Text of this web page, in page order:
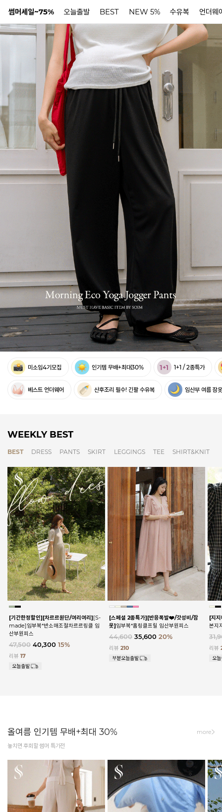
썸머세일~75% 오늘출발 BEST NEW 5% 수유복 언더웨
미소임4기모집 인기템 무배+최대30% 1+1 / 2종특가
베스트 언더웨어 산후조리 필수! 긴팔 수유복 임산부 여름 잠옷
WEEKLY BEST
BEST DRESS PANTS SKIRT LEGGINGS TEE SHIRT&KNIT
[기간한정할인][차르르원단/여리여리][S-
made]임부복*반소매조절차르르링클 임
산부원피스
47,500 40,300 15%
리뷰 17
[스페셜 2종특가][반응폭발❤️/갓성비/잠
옷]임부복*홈링클프릴 임산부원피스
44,600 35,600 20%
리뷰210
[지
본지
리뷰
올여름 인기템 무배+최대 30%
놓치면 후회할 썸머 특가전
more